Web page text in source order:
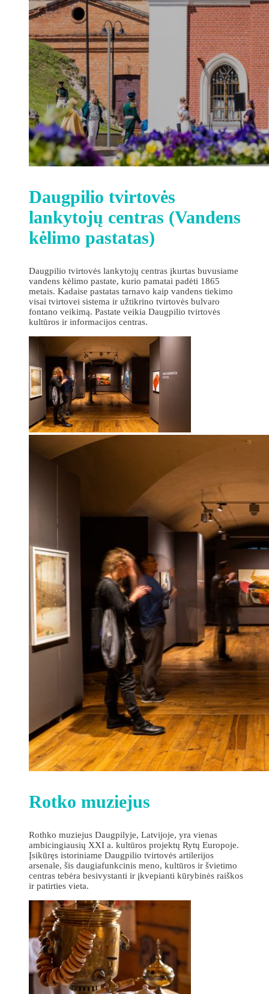
Daugpilio tvirtovės
lankytojų centras (Vandens
kėlimo pastatas)
Daugpilio tvirtovės lankytojų centras įkurtas buvusiame
vandens kėlimo pastate, kurio pamatai padėti 1865
metais. Kadaise pastatas tarnavo kaip vandens tiekimo
visai tvirtovei sistema ir užtikrino tvirtovės bulvaro
fontano veikimą. Pastate veikia Daugpilio tvirtovės
kultūros ir informacijos centras.
Rotko muziejus
Rothko muziejus Daugpilyje, Latvijoje, yra vienas
ambicingiausių XXI a. kultūros projektų Rytų Europoje.
Įsikūręs istoriniame Daugpilio tvirtovės artilerijos
arsenale, šis daugiafunkcinis meno, kultūros ir švietimo
centras tebėra besivystanti ir įkvepianti kūrybinės raiškos
ir patirties vieta.